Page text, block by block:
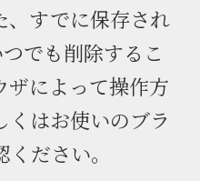
、すでに保存され
でも削除するこ
ザによって操作方
くはお使いのブラ
ださい。